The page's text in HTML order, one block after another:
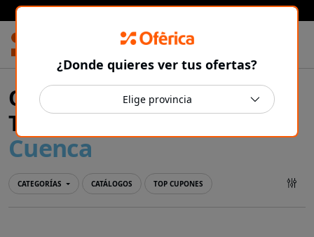
Prensa Ibérica
Ofertas y catálogos de
Telecomunicaciones en
Cuenca
CATEGORÍAS CATÁLOGOS TOP CUPONES
¿Donde quieres ver tus ofertas?